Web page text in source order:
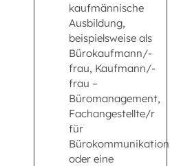
kaufmännische
Ausbildung,
beispielsweise als
Bürokaufmann/-
frau, Kaufmann/-
frau –
Büromanagement,
Fachangestellte/r
für
Bürokommunikation
oder eine